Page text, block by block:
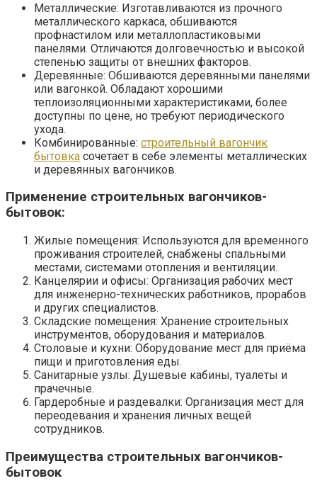
Металлические: Изготавливаются из прочного
металлического каркаса, обшиваются
профнастилом или металлопластиковыми
панелями. Отличаются долговечностью и высокой
степенью защиты от внешних факторов.
Деревянные: Обшиваются деревянными панелями
или вагонкой. Обладают хорошими
теплоизоляционными характеристиками, более
доступны по цене, но требуют периодического
ухода.
Комбинированные: строительный вагончик
бытовка сочетает в себе элементы металлических
и деревянных вагончиков.
Применение строительных вагончиков-
бытовок:
Жилые помещения: Используются для временного
проживания строителей, снабжены спальными
местами, системами отопления и вентиляции.
Канцелярии и офисы: Организация рабочих мест
для инженерно-технических работников, прорабов
и других специалистов.
Складские помещения: Хранение строительных
инструментов, оборудования и материалов.
Столовые и кухни: Оборудование мест для приёма
пищи и приготовления еды.
Санитарные узлы: Душевые кабины, туалеты и
прачечные.
Гардеробные и раздевалки: Организация мест для
переодевания и хранения личных вещей
сотрудников.
Преимущества строительных вагончиков-
бытовок